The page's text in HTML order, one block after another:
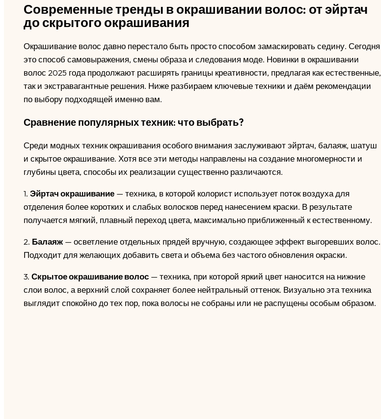
Современные тренды в окрашивании волос: от эйртач
до скрытого окрашивания
Окрашивание волос давно перестало быть просто способом замаскировать седину. Сегодня
это способ самовыражения, смены образа и следования моде. Новинки в окрашивании
волос 2025 года продолжают расширять границы креативности, предлагая как естественные,
так и экстравагантные решения. Ниже разбираем ключевые техники и даём рекомендации
по выбору подходящей именно вам.
Сравнение популярных техник: что выбрать?
Среди модных техник окрашивания особого внимания заслуживают эйртач, балаяж, шатуш
и скрытое окрашивание. Хотя все эти методы направлены на создание многомерности и
глубины цвета, способы их реализации существенно различаются.
1. Эйртач окрашивание — техника, в которой колорист использует поток воздуха для
отделения более коротких и слабых волосков перед нанесением краски. В результате
получается мягкий, плавный переход цвета, максимально приближенный к естественному.
2. Балаяж — осветление отдельных прядей вручную, создающее эффект выгоревших волос.
Подходит для желающих добавить света и объема без частого обновления окраски.
3. Скрытое окрашивание волос — техника, при которой яркий цвет наносится на нижние
слои волос, а верхний слой сохраняет более нейтральный оттенок. Визуально эта техника
выглядит спокойно до тех пор, пока волосы не собраны или не распущены особым образом.